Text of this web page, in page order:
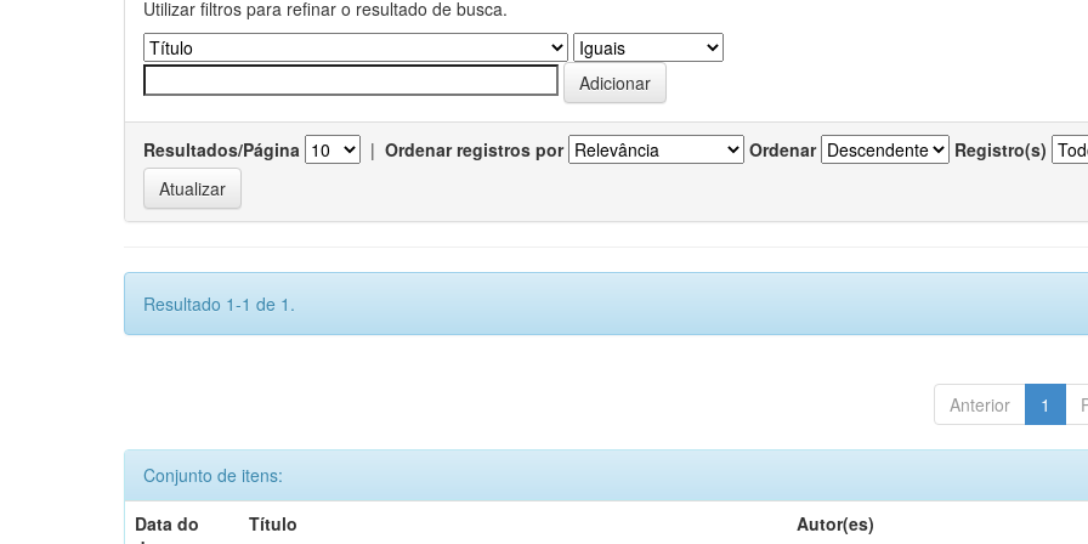
Utilizar filtros para refinar o resultado de busca.
Resultados/Página | Ordenar registros por Ordenar Registro(s)
Resultado 1-1 de 1.
Anterior 1
Conjunto de itens:
Data do
Título Autor(es)